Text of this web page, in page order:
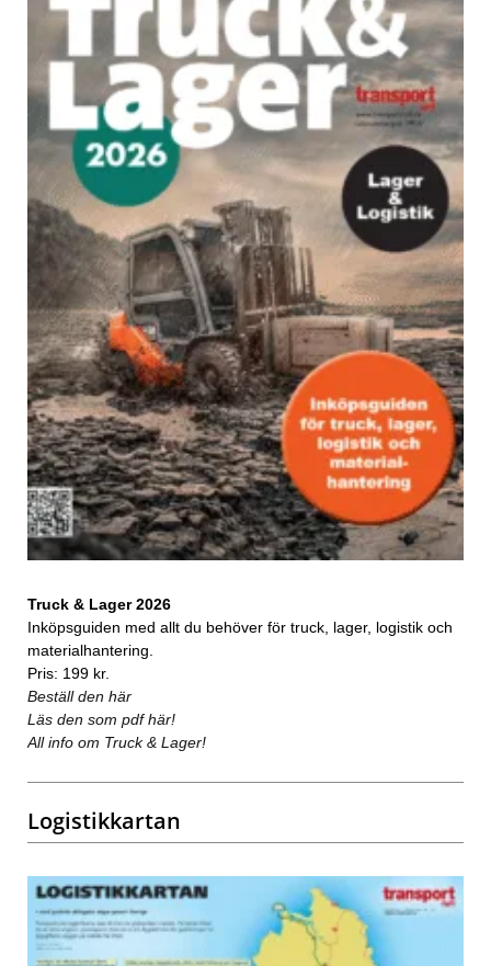
Truck & Lager 2026
Inköpsguiden med allt du behöver för truck, lager, logistik och
materialhantering.
Pris: 199 kr.
Beställ den här
Läs den som pdf här!
All info om Truck & Lager!
Logistikkartan